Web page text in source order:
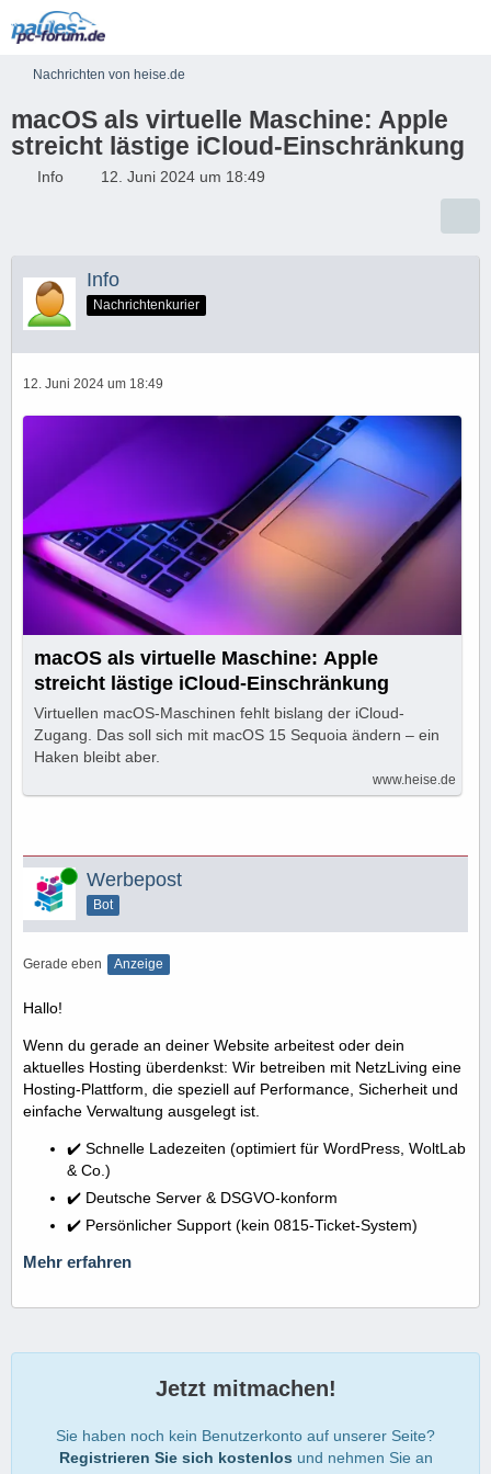
Nachrichten von heise.de
macOS als virtuelle Maschine: Apple
streicht lästige iCloud-Einschränkung
Info 12. Juni 2024 um 18:49
Info
Nachrichtenkurier
12. Juni 2024 um 18:49
macOS als virtuelle Maschine: Apple
streicht lästige iCloud-Einschränkung
Virtuellen macOS-Maschinen fehlt bislang der iCloud-
Zugang. Das soll sich mit macOS 15 Sequoia ändern – ein
Haken bleibt aber.
www.heise.de
Online Werbepost
Bot
Gerade eben Anzeige
Hallo!
Wenn du gerade an deiner Website arbeitest oder dein
aktuelles Hosting überdenkst: Wir betreiben mit NetzLiving eine
Hosting-Plattform, die speziell auf Performance, Sicherheit und
einfache Verwaltung ausgelegt ist.
✔️ Schnelle Ladezeiten (optimiert für WordPress, WoltLab
& Co.)
✔️ Deutsche Server & DSGVO-konform
✔️ Persönlicher Support (kein 0815-Ticket-System)
Mehr erfahren
Jetzt mitmachen!
Sie haben noch kein Benutzerkonto auf unserer Seite?
Registrieren Sie sich kostenlos und nehmen Sie an